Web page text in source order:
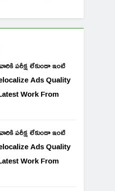
పరీక్ష లేకుండా ఇంటి
Ads Quality
Work From
పరీక్ష లేకుండా ఇంటి
Ads Quality
Work From